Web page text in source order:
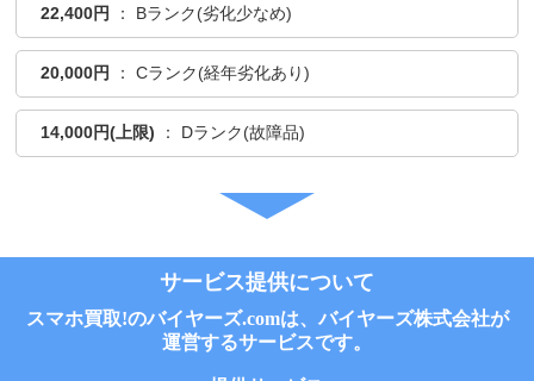
22,400円 ： Bランク(劣化少なめ)
20,000円 ： Cランク(経年劣化あり)
14,000円(上限) ： Dランク(故障品)
サービス提供について
スマホ買取!のバイヤーズ.comは、バイヤーズ株式会社が
運営するサービスです。